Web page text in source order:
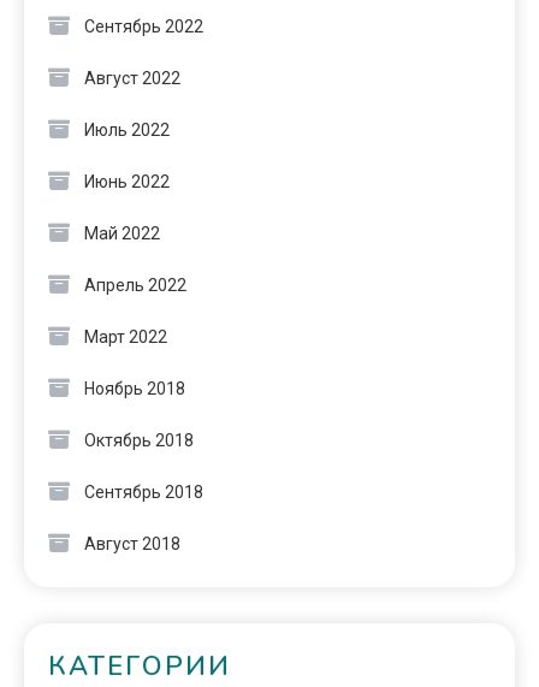
Сентябрь 2022
Август 2022
Июль 2022
Июнь 2022
Май 2022
Апрель 2022
Март 2022
Ноябрь 2018
Октябрь 2018
Сентябрь 2018
Август 2018
КАТЕГОРИИ